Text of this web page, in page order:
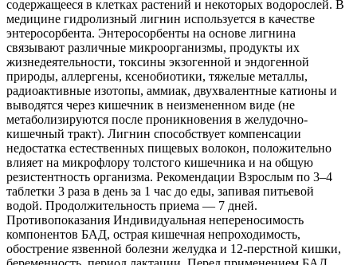
содержащееся в клетках растений и некоторых водорослей. В
медицине гидролизный лигнин используется в качестве
энтеросорбента. Энтеросорбенты на основе лигнина
связывают различные микроорганизмы, продукты их
жизнедеятельности, токсины экзогенной и эндогенной
природы, аллергены, ксенобиотики, тяжелые металлы,
радиоактивные изотопы, аммиак, двухвалентные катионы и
выводятся через кишечник в неизмененном виде (не
метаболизируются после проникновения в желудочно-
кишечный тракт). Лигнин способствует компенсации
недостатка естественных пищевых волокон, положительно
влияет на микрофлору толстого кишечника и на общую
резистентность организма. Рекомендации Взрослым по 3–4
таблетки 3 раза в день за 1 час до еды, запивая питьевой
водой. Продолжительность приема — 7 дней.
Противопоказания Индивидуальная непереносимость
компонентов БАД, острая кишечная непроходимость,
обострение язвенной болезни желудка и 12-перстной кишки,